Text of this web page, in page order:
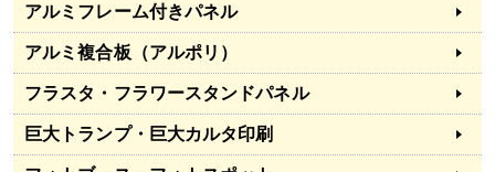
アルミフレーム付きパネル
アルミ複合板（アルポリ）
フラスタ・フラワースタンドパネル
巨大トランプ・巨大カルタ印刷